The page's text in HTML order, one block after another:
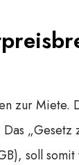
zur
soll